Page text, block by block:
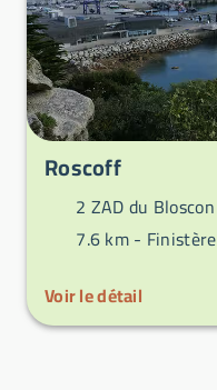
Roscoff
2 ZAD du Bloscon
7.6 km - Finistère
Voir le détail